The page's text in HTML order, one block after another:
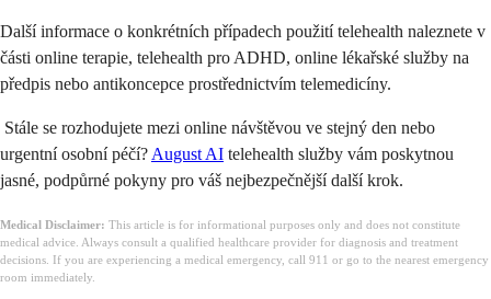
Další informace o konkrétních případech použití telehealth naleznete v
části online terapie, telehealth pro ADHD, online lékařské služby na
předpis nebo antikoncepce prostřednictvím telemedicíny.
Stále se rozhodujete mezi online návštěvou ve stejný den nebo
urgentní osobní péčí? August AI telehealth služby vám poskytnou
jasné, podpůrné pokyny pro váš nejbezpečnější další krok.
Medical Disclaimer: This article is for informational purposes only and does not constitute
medical advice. Always consult a qualified healthcare provider for diagnosis and treatment
decisions. If you are experiencing a medical emergency, call 911 or go to the nearest emergency
room immediately.